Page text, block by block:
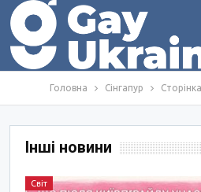
Головна Сінгапур
Інші новини
Світ